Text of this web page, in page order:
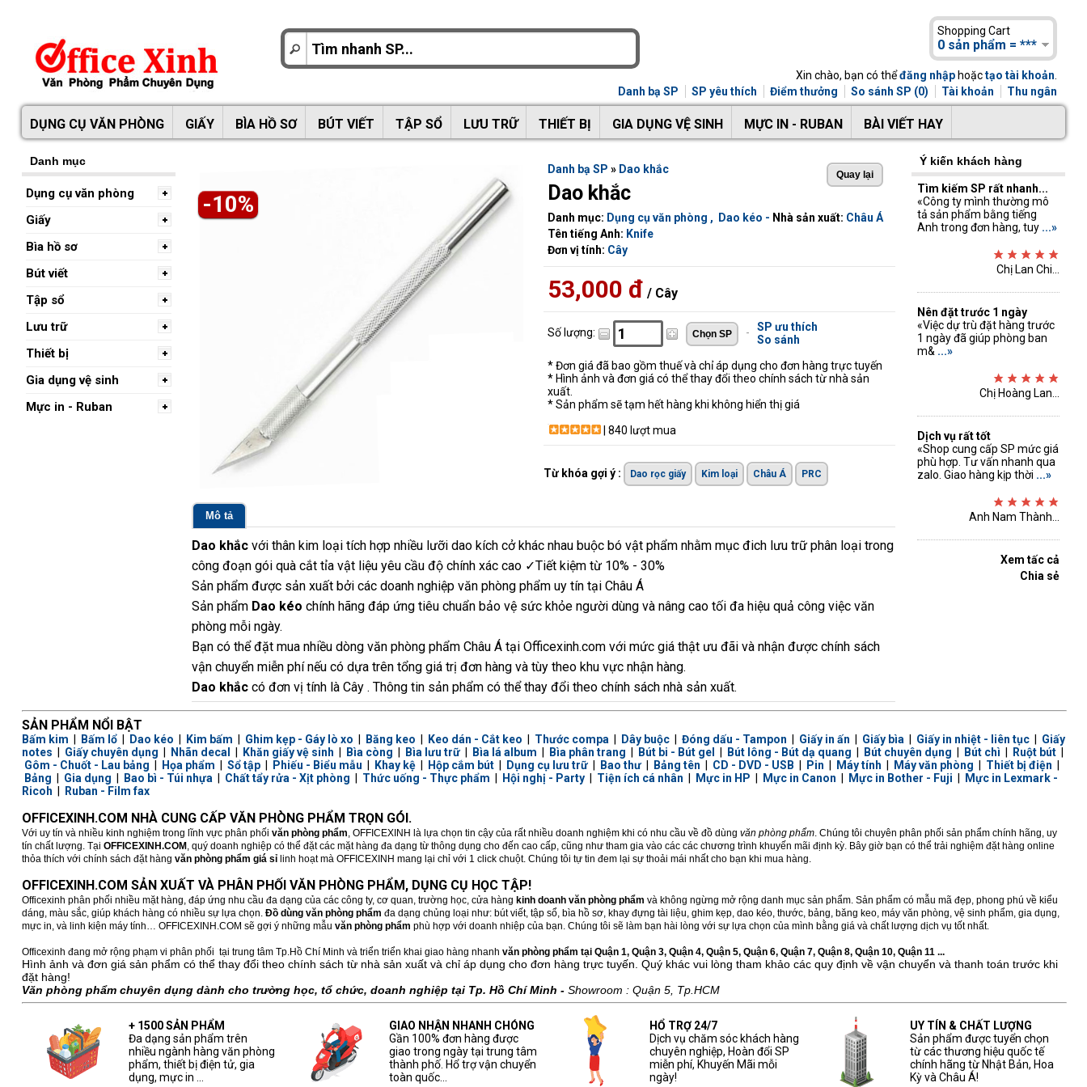
Shopping Cart
0 sản phẩm = ***
Xin chào, bạn có thểđăng nhập hoặctạo tài khoản
Danh bạ SP
SP yêu thích Điểm thưởng So sánh SP (0) Tài khoản Thu ngân
DỤNG CỤ VĂN PHÒNG GIẤY BÌA HỒ SƠ BÚT VIẾT TẬP SỔ LƯU TRỮ THIẾT BỊ GIA DỤNG VỆ SINH MỰC IN - RUBAN BÀI VIẾT HAY
Danh mục
Dụng cụ văn phòng
Giấy
Bìa hồ sơ
Bút viết
Tập sổ
Lưu trữ
Thiết bị
Gia dụng vệ sinh
Mực in - Ruban
Ý kiến khách hàng
Tìm kiếm SP rất nhanh...
«Công ty mình thường mô
tả sản phẩm bằng tiếng
Anh trong đơn hàng, tuy ...»
Chị Lan Chi...
Nên đặt trước 1 ngày
«Việc dự trù đặt hàng trước
1 ngày đã giúp phòng ban
m& ...»
Chị Hoàng Lan...
Dịch vụ rất tốt
«Shop cung cấp SP mức giá
phù hợp. Tư vấn nhanh qua
zalo. Giao hàng kịp thời ...»
Anh Nam Thành...
Xem tấc cả
Chia sẻ
-10%
Danh bạ SP » Dao khắc
Dao khắc
Danh mục: Dụng cụ văn phòng , Dao kéo - Nhà sản xuất: Châu Á
Tên tiếng Anh: Knife
Đơn vị tính: Cây
53,000 đ / Cây
Số lượng: - SP ưu thích
So sánh
* Đơn giá đã bao gồm thuế và chỉ áp dụng cho đơn hàng trực tuyến
* Hình ảnh và đơn giá có thể thay đổi theo chính sách từ nhà sản
xuất.
* Sản phẩm sẽ tạm hết hàng khi không hiển thị giá
| 840 lượt mua
Từ khóa gợi ý : Dao rọc giấy Kim loại Châu Á PRC
Mô tả
Dao khắcvới thân kim loại tích hợp nhiều lưỡi dao kích cở khác nhau buộc bó vật phẩm nhằm mục đich lưu trữ phân loại trong
công đoạn gói quà cắt tỉa vật liệu yêu cầu độ chính xác cao ✓Tiết kiệm từ 10% - 30%
Sản phẩm được sản xuất bởi các doanh nghiệp văn phòng phẩm uy tín tại Châu Á
Sản phẩm Dao kéo chính hãng đáp ứng tiêu chuẩn bảo vệ sức khỏe người dùng và nâng cao tối đa hiệu quả công việc văn
phòng mỗi ngày.
Bạn có thể đặt mua nhiều dòng văn phòng phẩm Châu Á tại Officexinh.com với mức giá thật ưu đãi và nhận được chính sách
vận chuyển miễn phí nếu có dựa trên tổng giá trị đơn hàng và tùy theo khu vực nhận hàng.
Dao khắccó đơn vị tính là Cây . Thông tin sản phẩm có thể thay đổi theo chính sách nhà sản xuất.
SẢN PHẨM NỔI BẬT
Bấm kim Bấm lổ| Dao kéo Kim bấm Ghim kẹp - Gáy lò xo Băng keo Keo dán - Cắt keo Thước compa Dây buộc| Đóng dấu - Tampon Giấy in ấn Giấy bìa Giấy in nhiệt - liên tục| Giấy
notes
Giấy chuyên dụng Nhãn decal Khăn giấy vệ sinh Bìa còng Bìa lưu trữ| Bìa lá album Bìa phân trang Bút bi - Bút gel Bút lông - Bút dạ quang Bút chuyên dụng Bút chì Ruột bút|
Gôm - Chuốt - Lau bảng
Họa phẩm Sổ tập| Phiếu - Biểu mẫu Khay kệ| Hộp cắm bút| Dụng cụ lưu trữ| Bao thư| Bảng tên CD - DVD - USB Pin Máy tính Máy văn phòng Thiết bị điện
Bảng
Gia dụng Bao bì - Túi nhựa Chất tẩy rửa - Xịt phòng Thức uống - Thực phẩm Hội nghị - Party| Tiện ích cá nhân Mực in HP Mực in Canon Mực in Bother - Fuji
Mực in Lexmark -
Ricoh
Ruban - Film fax
OFFICEXINH.COM NHÀ CUNG CẤP VĂN PHÒNG PHẨM TRỌN GÓI.
Với uy tín và nhiều kinh nghiệm trong lĩnh vực phân phối văn phòng phẩm, OFFICEXINH là lựa chọn tin cậy của rất nhiều doanh nghiệm khi có nhu cầu về đồ dùng văn phòng phẩm. Chúng tôi chuyên phân phối sản phẩm chính hãng, uy
tín chất lượng. Tại OFFICEXINH.COM , quý doanh nghiệp có thể đặt các mặt hàng đa dạng từ thông dụng cho đến cao cấp, cũng như tham gia vào các các chương trình khuyến mãi định kỳ. Bây giờ bạn có thể trải nghiệm đặt hàng online
thỏa thích với chính sách đặt hàng văn phòng phẩm giá sỉlinh hoạt mà OFFICEXINH mang lại chỉ với 1 click chuột. Chúng tôi tự tin đem lại sự thoải mái nhất cho bạn khi mua hàng.
OFFICEXINH.COM SẢN XUẤT VÀ PHÂN PHỐI VĂN PHÒNG PHẨM, DỤNG CỤ HỌC TẬP!
Officexinh phân phối nhiều mặt hàng, đáp ứng nhu cầu đa dạng của các công ty, cơ quan, trường học, cửa hàng kinh doanh văn phòng phẩm và không ngừng mở rộng danh mục sản phẩm. Sản phẩm có mẫu mã đẹp, phong phú về kiểu
dáng, màu sắc, giúp khách hàng có nhiều sự lựa chọn. Đồ dùng văn phòng phẩm đa dạng chủng loại như: bút viết, tập sổ, bìa hồ sơ, khay đựng tài liệu, ghim kẹp, dao kéo, thước, bảng, băng keo, máy văn phòng, vệ sinh phẩm, gia dụng,
mực in, và linh kiện máy tính… OFFICEXINH.COM sẽ gợi ý những mẫu văn phòng phẩm phù hợp với doanh nhiệp của bạn. Chúng tôi sẽ làm bạn hài lòng với sự lựa chọn của mình bằng giá và chất lượng dịch vụ tốt nhất.
Officexinh đang mở rộng phạm vi phân phối tại trung tâm Tp.Hồ Chí Minh và triển triển khai giao hàng nhanh văn phòng phẩm tại Quận 1, Quận 3, Quận 4, Quận 5, Quận 6, Quận 7, Quận 8, Quận 10, Quận 11 ...
Hình ảnh và đơn giá sản phẩm có thể thay đổi theo chính sách từ nhà sản xuất và chỉ áp dụng cho đơn hàng trực tuyến. Quý khác vui lòng tham khảo các quy định về vận chuyển và thanh toán trước khi
đặt hàng!
Văn phòng phẩm chuyên dụng dành cho trường học, tổ chức, doanh nghiệp tại Tp. Hồ Chí Minh - Showroom : Quận 5, Tp.HCM
+ 1500 SẢN PHẨM
Đa dạng sản phẩm trên
nhiều ngành hàng văn phòng
phẩm, thiết bị điện tử, gia
dụng, mực in ...
GIAO NHẬN NHANH CHÓNG
Gần 100% đơn hàng được
giao trong ngày tại trung tâm
thành phố. Hổ trợ vận chuyển
toàn quốc...
HỔ TRỢ 24/7
Dịch vụ chăm sóc khách hàng
chuyên nghiệp, Hoàn đổi SP
miễn phí, Khuyến Mãi mỗi
ngày!
UY TÍN & CHẤT LƯỢNG
Sản phẩm được tuyển chọn
từ các thương hiệu quốc tế
chính hãng từ Nhật Bản, Hoa
Kỳ và Châu Á!